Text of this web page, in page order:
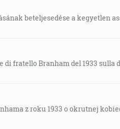
beteljesedése a kegyetlen
fratello Branham del 1933 sulla
z roku 1933 o okrutnej